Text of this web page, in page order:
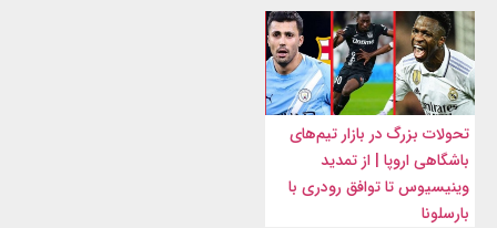
تحولات بزرگ در بازار تیم‌های
باشگاهی اروپا | از تمدید
وینیسیوس تا توافق رودری با
بارسلونا